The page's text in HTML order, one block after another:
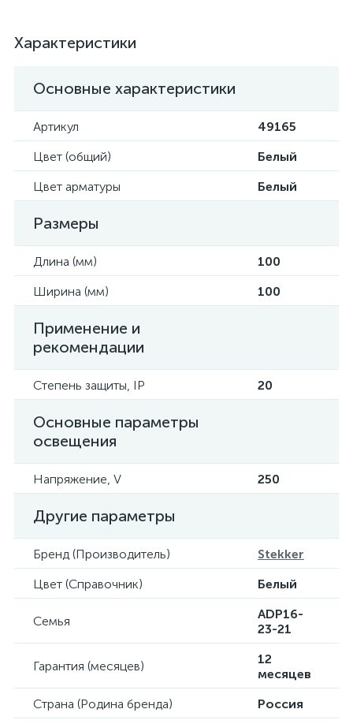
Характеристики
Основные характеристики
Артикул
49165
Цвет (общий)
Белый
Цвет арматуры
Белый
Размеры
Длина (мм)
100
Ширина (мм)
100
Применение и
рекомендации
Степень защиты, IP 20
Основные параметры
освещения
Напряжение, V 250
Другие параметры
Бренд (Производитель)
Stekker
Цвет (Справочник)
Белый
Семья
ADP16-
23-21
Гарантия (месяцев)
12
месяцев
Страна (Родина бренда)
Россия